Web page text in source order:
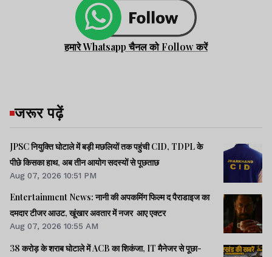
हमारे Whatsapp चैनल को Follow करें
जरूर पढ़ें
JPSC नियुक्ति घोटाले में बड़ी मछलियों तक पहुंची CID, TDPL के
पीछे किसका हाथ, अब तीन आयोग सदस्यों से पूछताछ
Aug 07, 2026 10:51 PM
Entertainment News: नानी की अपकमिंग फिल्म द पैराडाइज का
दमदार टीजर आउट, खूंखार अवतार में नजर आए एक्टर
Aug 07, 2026 10:55 AM
38 करोड़ के शराब घोटाले में ACB का शिकंजा, IT मैनेजर से पूछा-